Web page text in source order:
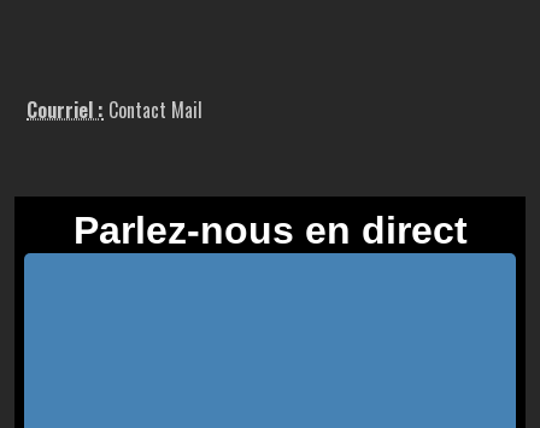
Courriel : Contact Mail